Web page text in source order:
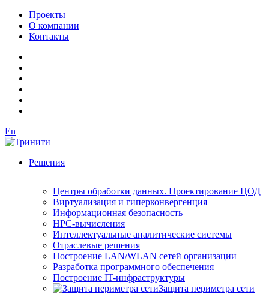
Проекты
О компании
Контакты
En
Решения
Центры обработки данных. Проектирование ЦОД
Виртуализация и гиперконвергенция
Информационная безопасность
HPC-вычисления
Интеллектуальные аналитические системы
Отраслевые решения
Построение LAN/WLAN сетей организации
Разработка программного обеспечения
Построение IT-инфраструктуры
Защита периметра сети